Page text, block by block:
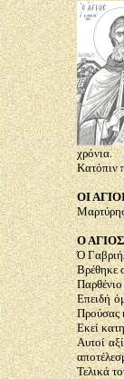
χρόνια.
Κατόπιν
ΟΙ
Ο ΑΓΙΟΣ
Ό
Βρέθηκε
Επειδή
Προύσας
Εκεί
Αυτοί
Τελικά